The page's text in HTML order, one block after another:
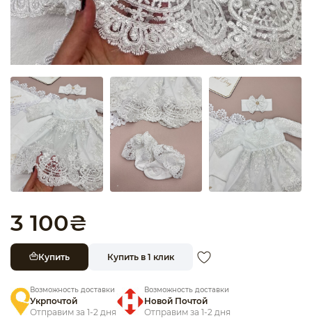
3 100₴
Купить Купить в 1 клик
Возможность доставки
Укрпочтой
Отправим за 1-2 дня
Возможность доставки
Новой Почтой
Отправим за 1-2 дня